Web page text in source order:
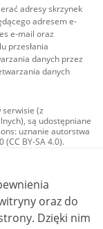
adresy skrzynek
adresem e-
e-mail oraz
przesłania
danych przez
danych
(z
są udostępniane
uznanie autorstwa
(CC BY-SA 4.0).
zdjęcia, materiały
licencji typu
użycie
4.0 (CC BY-
inaczej.
oraz do
nim